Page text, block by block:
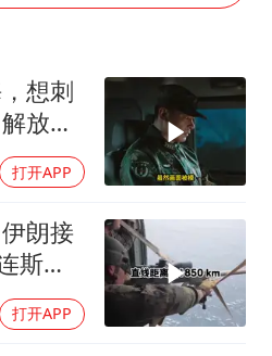
大连一起飞航班因乘客可乐爆瓶折返
奖闭幕式节目单正式揭晓
经销商证实雪佛兰暂停在华新车销售
之路
想刺
放军
打开APP
朗接
斯基
打开APP